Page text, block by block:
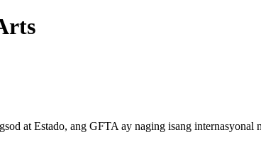
at Estado, ang GFTA ay naging isang